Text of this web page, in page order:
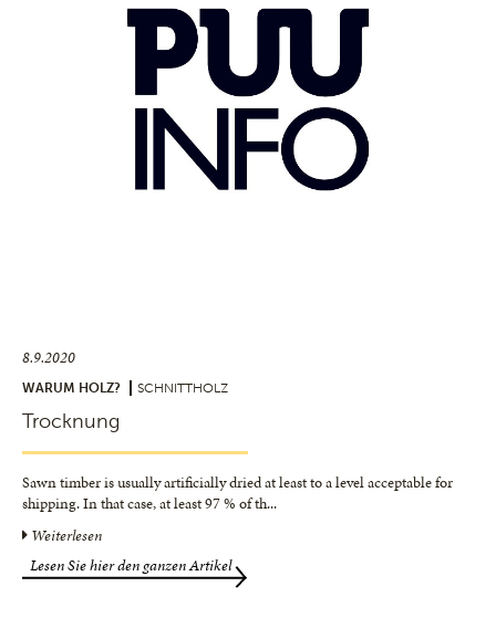
8.9.2020
WARUM HOLZ? SCHNITTHOLZ
Trocknung
Sawn timber is usually artificially dried at least to a level acceptable for
shipping. In that case, at least 97 % of th...
Weiterlesen
Lesen Sie hier den ganzen Artikel